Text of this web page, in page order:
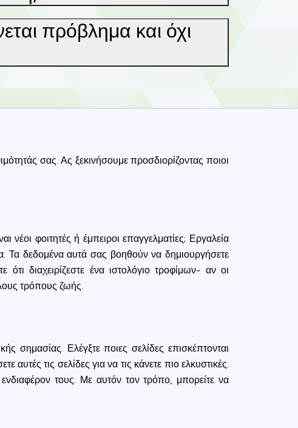
πρόβλημα και όχι
σας. Ας ξεκινήσουμε προσδιορίζοντας ποιοι
νέοι φοιτητές ή έμπειροι επαγγελματίες; Εργαλεία
Τα δεδομένα αυτά σας βοηθούν να δημιουργήσετε
διαχειρίζεστε ένα ιστολόγιο τροφίμων- αν οι
τρόπους ζωής.
σημασίας. Ελέγξτε ποιες σελίδες επισκέπτονται
τις σελίδες για να τις κάνετε πιο ελκυστικές.
τους. Με αυτόν τον τρόπο, μπορείτε να
You can